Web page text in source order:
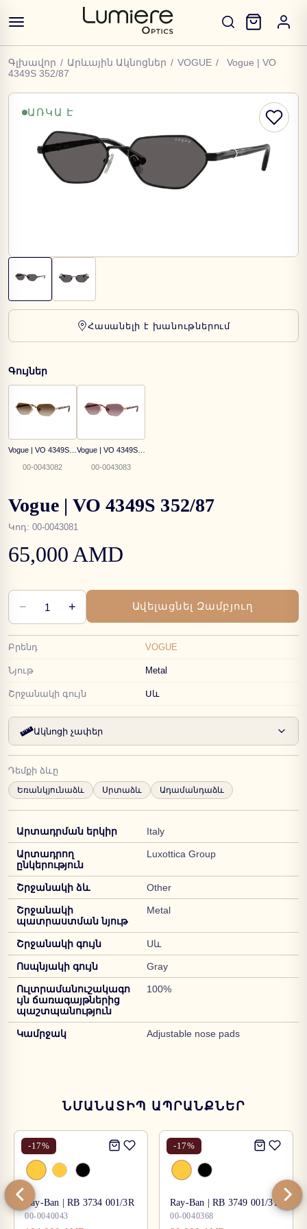
Գլխավոր / Արևային Ակնոցներ / VOGUE /
Vogue | VO
4349S 352/87
ԱՌԿԱ Է
Հասանելի է խանութներում
Գույներ
00-0043082 00-0043083
Vogue | VO 4349S 352/87
Կոդ: 00-0043081
65,000 AMD
− 1 + Ավելացնել Զամբյուղ
Բրենդ VOGUE
Նյութ Metal
Շրջանակի գույն Սև
Ակնոցի չափեր
Դեմքի ձևը
Եռանկյունաձև Սրտաձև Ադամանդաձև
Արտադրման երկիր Italy
Արտադրող
ընկերություն
Luxottica Group
Շրջանակի ձև Other
Շրջանակի
պատրաստման նյութ
Metal
Շրջանակի գույն Սև
Ոսպնյակի գույն Gray
Ուլտրամանուշակագո
ւյն ճառագայթներից
պաշտպանություն
100%
Կամրջակ Adjustable nose pads
ՆՄԱՆԱՏԻՊ ԱՊՐԱՆՔՆԵՐ
-17%
Ray-Ban | RB 3734 001/3R
00-0040043
-17%
Ray-Ban | RB 3749 001/31
00-0040368